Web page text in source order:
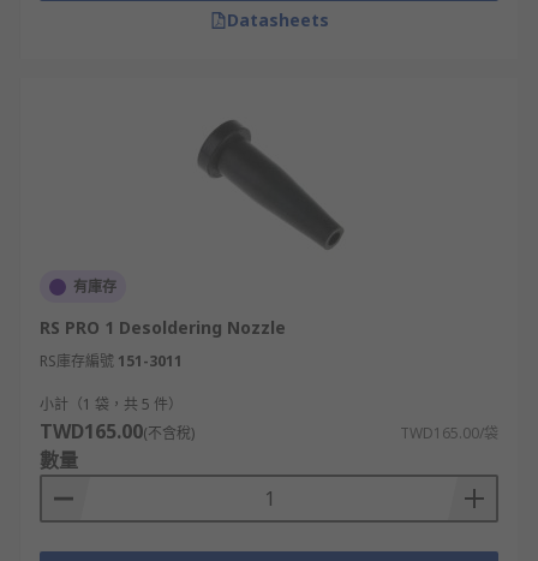
Datasheets
有庫存
RS PRO 1 Desoldering Nozzle
RS庫存編號 151-3011
小計（1 袋，共 5 件）
TWD165.00(不含稅) TWD165.00/袋
數量